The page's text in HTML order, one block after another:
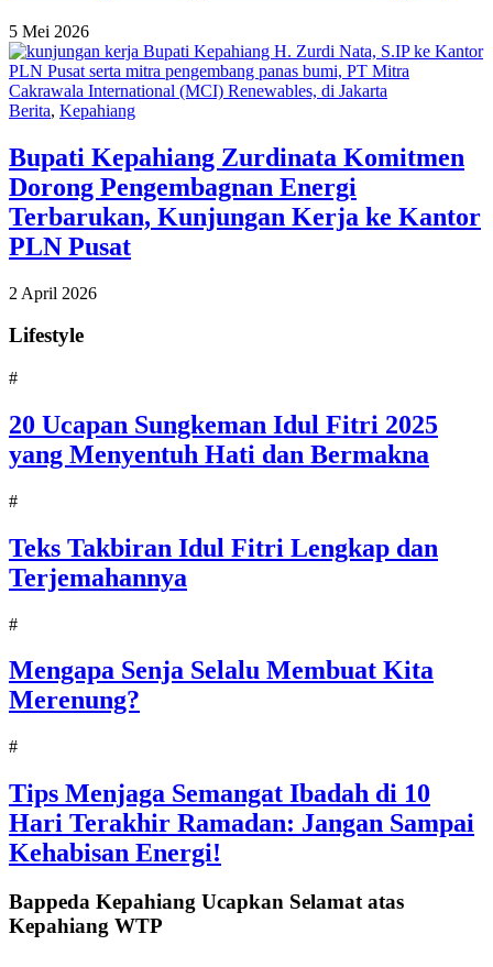
5 Mei 2026
Berita, Kepahiang
Bupati Kepahiang Zurdinata Komitmen
Dorong Pengembagnan Energi
Terbarukan, Kunjungan Kerja ke Kantor
PLN Pusat
2 April 2026
Lifestyle
#
20 Ucapan Sungkeman Idul Fitri 2025
yang Menyentuh Hati dan Bermakna
#
Teks Takbiran Idul Fitri Lengkap dan
Terjemahannya
#
Mengapa Senja Selalu Membuat Kita
Merenung?
#
Tips Menjaga Semangat Ibadah di 10
Hari Terakhir Ramadan: Jangan Sampai
Kehabisan Energi!
Bappeda Kepahiang Ucapkan Selamat atas
Kepahiang WTP